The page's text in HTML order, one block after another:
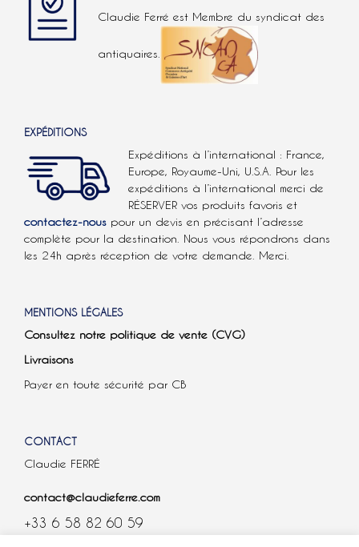
Claudie Ferré est Membre du syndicat des
antiquaires.
EXPÉDITIONS
Expéditions à l’international : France,
Europe, Royaume-Uni, U.S.A. Pour les
expéditions à l’international merci de
RÉSERVER vos produits favoris et
contactez-nous pour un devis en précisant l’adresse
complète pour la destination. Nous vous répondrons dans
les 24h après réception de votre demande. Merci.
MENTIONS LÉGALES
Consultez notre politique de vente (CVG)
Livraisons
Payer en toute sécurité par CB
CONTACT
Claudie FERRÉ
contact@claudieferre.com
+33 6 58 82 60 59